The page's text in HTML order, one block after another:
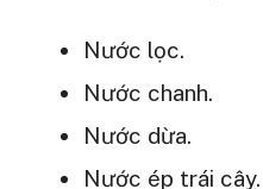
Nước lọc.
Nước chanh.
Nước dừa.
Nước ép trái cây.